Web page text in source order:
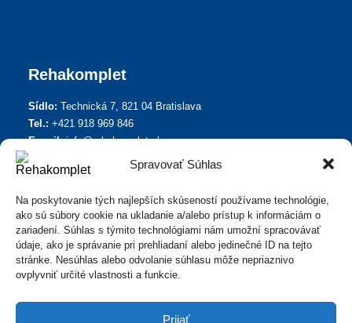
Spravovať Súhlas
Na poskytovanie tých najlepších skúseností používame technológie,
ako sú súbory cookie na ukladanie a/alebo prístup k informáciám o
zariadení. Súhlas s týmito technológiami nám umožní spracovávať
údaje, ako je správanie pri prehliadaní alebo jedinečné ID na tejto
stránke. Nesúhlas alebo odvolanie súhlasu môže nepriaznivo
ovplyvniť určité vlastnosti a funkcie.
Prijať
Rehakomplet
Sídlo: Technická 7, 821 04 Bratislava
Tel.: +421 918 969 846
E-mail: info@rehakomplet.sk
Informácie
Zásady ochrany osobných údajov
Informácie o Cookies
Všeobecné spotrebiteľské zmluvné podmienky